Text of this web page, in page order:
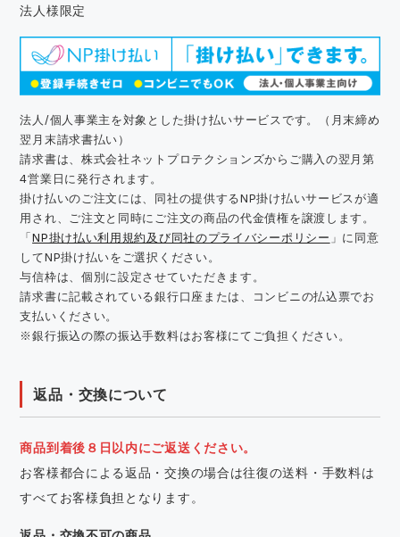
法人様限定
法人/個人事業主を対象とした掛け払いサービスです。（月末締め
翌月末請求書払い）
請求書は、株式会社ネットプロテクションズからご購入の翌月第
4営業日に発行されます。
掛け払いのご注文には、同社の提供するNP掛け払いサービスが適
用され、ご注文と同時にご注文の商品の代金債権を譲渡します。
「NP掛け払い利用規約及び同社のプライバシーポリシー 」に同意
してNP掛け払いをご選択ください。
与信枠は、個別に設定させていただきます。
請求書に記載されている銀行口座または、コンビニの払込票でお
支払いください。
※銀行振込の際の振込手数料はお客様にてご負担ください。
返品・交換について
商品到着後８日以内にご返送ください。
お客様都合による返品・交換の場合は往復の送料・手数料は
すべてお客様負担となります。